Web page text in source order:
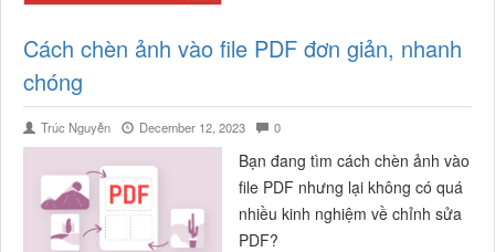
Cách chèn ảnh vào file PDF đơn giản, nhanh
chóng
Trúc Nguyễn December 12, 2023 0
Bạn đang tìm cách chèn ảnh vào
file PDF nhưng lại không có quá
nhiều kinh nghiệm về chỉnh sửa
PDF?